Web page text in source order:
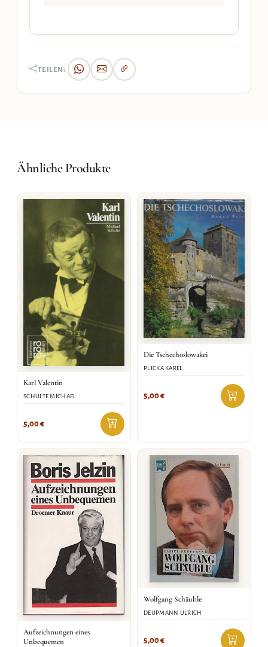
TEILEN:
Ähnliche Produkte
Karl Valentin
SCHULTE MICHAEL
5,00€
Die Tschechoslowakei
PLICKA KAREL
5,00€
Aufzeichnungen eines
Unbequemen
Wolfgang Schäuble
DEUPMANN ULRICH
5,00€